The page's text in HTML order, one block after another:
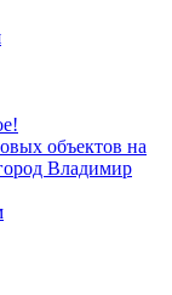
объектов на
Владимир